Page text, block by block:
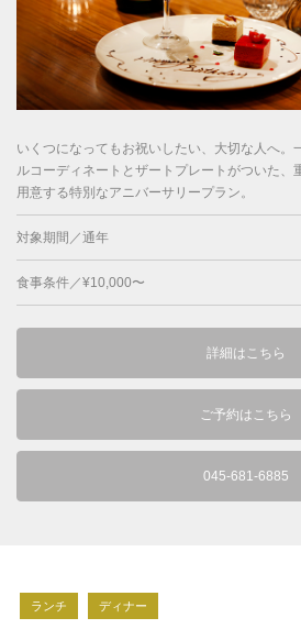
いくつになってもお祝いしたい、大切な人へ。
ルコーディネートとザートプレートがついた、
用意する特別なアニバーサリープラン。
対象期間／通年
食事条件／¥10,000〜
詳細はこちら
ご予約はこちら
045-681-6885
ランチ ディナー